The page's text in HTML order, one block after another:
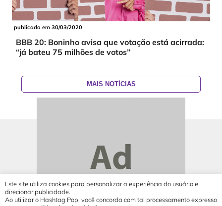
publicado em 30/03/2020
BBB 20: Boninho avisa que votação está acirrada:
“já bateu 75 milhões de votos”
MAIS NOTÍCIAS
Este site utiliza cookies para personalizar a experiência do usuário e
direcionar publicidade.
Ao utilizar o Hashtag Pop, você concorda com tal processamento expresso